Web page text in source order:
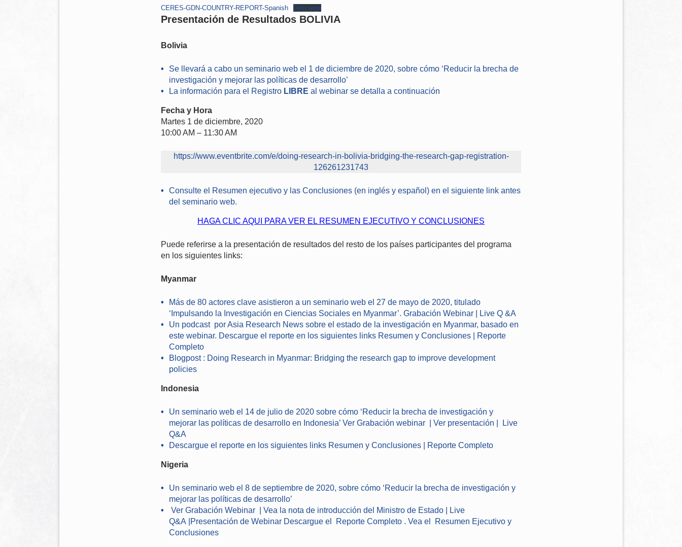
CERES-GDN-COUNTRY-REPORT-Spanish Descarga
Presentación de Resultados BOLIVIA
Bolivia
Se llevará a cabo un seminario web el 1 de diciembre de 2020, sobre cómo ‘Reducir la brecha de
investigación y mejorar las políticas de desarrollo’
La información para el Registro LIBRE al webinar se detalla a continuación
Fecha y Hora
Martes 1 de diciembre, 2020
10:00 AM – 11:30 AM
https://www.eventbrite.com/e/doing-research-in-bolivia-bridging-the-research-gap-registration-
126261231743
Consulte el Resumen ejecutivo y las Conclusiones (en inglés y español) en el siguiente link antes
del seminario web.
HAGA CLIC AQUI PARA VER EL RESUMEN EJECUTIVO Y CONCLUSIONES
Puede referirse a la presentación de resultados del resto de los países participantes del programa
en los siguientes links:
Myanmar
Más de 80 actores clave asistieron a un seminario web el 27 de mayo de 2020, titulado
‘Impulsando la Investigación en Ciencias Sociales en Myanmar’. Grabación Webinar
Live Q &A
Un podcast por Asia Research News sobre el estado de la investigación en Myanmar, basado en
este webinar. Descargue el reporte en los siguientes links Resumen y Conclusiones |
Reporte
Completo
Blogpost : Doing Research in Myanmar: Bridging the research gap to improve development
policies
Indonesia
Un seminario web el 14 de julio de 2020 sobre cómo ‘Reducir la brecha de investigación y
mejorar las políticas de desarrollo en Indonesia’ Ver Grabación webinar Ver presentación
Live
Q&A
Descargue el reporte en los siguientes links Resumen y Conclusiones Reporte Completo
Nigeria
Un seminario web el 8 de septiembre de 2020, sobre cómo ‘Reducir la brecha de investigación y
mejorar las políticas de desarrollo’
Ver Grabación Webinar | Vea la nota de introducción del Ministro de Estado |
Live
Q&A |Presentación de Webinar Descargue el Reporte Completo . Vea el Resumen Ejecutivo y
Conclusiones